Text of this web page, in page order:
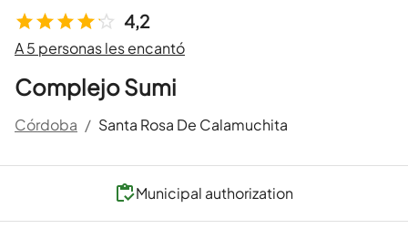
4,2
A 5 personas les encantó
Complejo Sumi
Córdoba / Santa Rosa De Calamuchita
Municipal authorization